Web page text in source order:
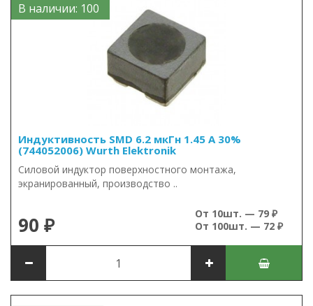
В наличии: 100
Индуктивность SMD 6.2 мкГн 1.45 А 30%
(744052006) Wurth Elektronik
Силовой индуктор поверхностного монтажа,
экранированный, производство ..
90 ₽
От 10шт. — 79 ₽
От 100шт. — 72 ₽